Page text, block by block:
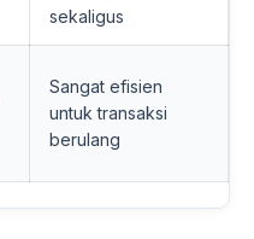
sekaligus
Sangat efisien
untuk transaksi
berulang